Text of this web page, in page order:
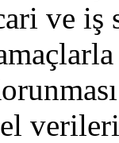
ve iş